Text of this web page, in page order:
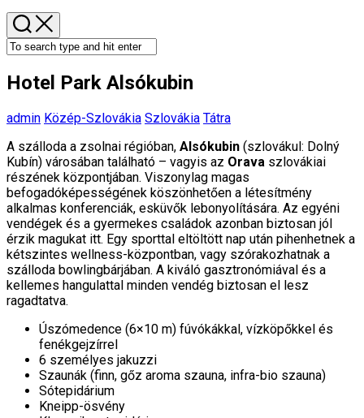
Hotel Park Alsókubin
admin Közép-Szlovákia Szlovákia Tátra
A szálloda a zsolnai régióban, Alsókubin (szlovákul: Dolný
Kubín) városában található – vagyis az Orava szlovákiai
részének központjában. Viszonylag magas
befogadóképességének köszönhetően a létesítmény
alkalmas konferenciák, esküvők lebonyolítására. Az egyéni
vendégek és a gyermekes családok azonban biztosan jól
érzik magukat itt. Egy sporttal eltöltött nap után pihenhetnek a
kétszintes wellness-központban, vagy szórakozhatnak a
szálloda bowlingbárjában. A kiváló gasztronómiával és a
kellemes hangulattal minden vendég biztosan el lesz
ragadtatva.
Úszómedence (6×10 m) fúvókákkal, vízköpőkkel és
fenékgejzírrel
6 személyes jakuzzi
Szaunák (finn, gőz aroma szauna, infra-bio szauna)
Sótepidárium
Kneipp-ösvény